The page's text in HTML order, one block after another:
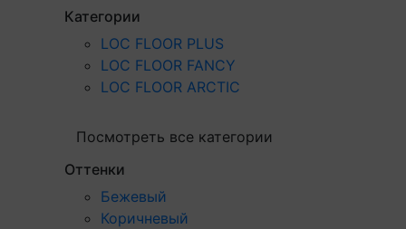
Категории
LOC FLOOR PLUS
LOC FLOOR FANCY
LOC FLOOR ARCTIC
Посмотреть все категории
Оттенки
Бежевый
Коричневый